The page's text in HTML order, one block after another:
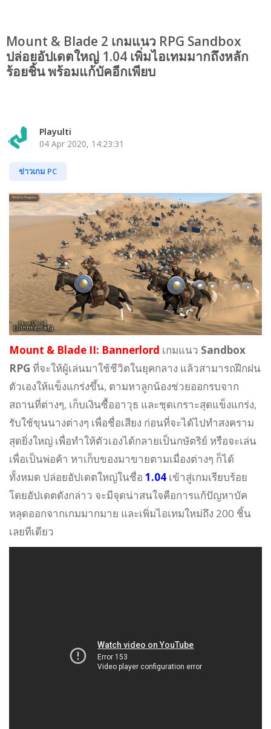
Mount & Blade 2 เกมแนว RPG Sandbox
ปล่อยอัปเดตใหญ่ 1.04 เพิ่มไอเทมมากถึงหลัก
ร้อยชิ้น พร้อมแก้บัคอีกเพียบ
Playulti
04 Apr 2020, 14:23:31
ข่าวเกม PC
Mount & Blade II: Bannerlord เกมแนว Sandbox
RPG ที่จะให้ผู้เล่นมาใช้ชีวิตในยุคกลาง แล้วสามารถฝีกฝน
ตัวเองให้แข็งแกร่งขึ้น, ตามหาลูกน้องช่วยออกรบจาก
สถานที่ต่างๆ, เก็บเงินซื้ออาวุธ และชุดเกราะสุดแข็งแกร่ง,
รับใช้ขุนนางต่างๆ เพื่อชื่อเสียง ก่อนที่จะได้ไปทำสงคราม
สุดยิ่งใหญ่ เพื่อทำให้ตัวเองได้กลายเป็นกษัตริย์ หรือจะเล่น
เพื่อเป็นพ่อค้า หาเก็บของมาขายตามเมื่องต่างๆ ก็ได้
ทั้งหมด ปล่อยอัปเดตใหญ่ในชื่อ 1.04 เข้าสู่เกมเรียบร้อย
โดยอัปเดตดังกล่าว จะมีจุดน่าสนใจคือการแก้ปัญหาบัค
หลุดออกจากเกมมากมาย และเพิ่มไอเทมใหม่ถึง 200 ชิ้น
เลยทีเดียว